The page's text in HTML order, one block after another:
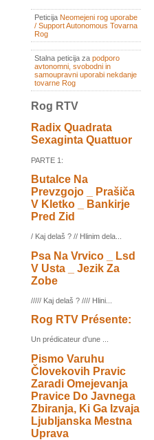
Peticija Neomejeni rog uporabe
/ Support Autonomous Tovarna
Rog
Stalna peticija za podporo
avtonomni, svobodni in
samoupravni uporabi nekdanje
tovarne Rog
Rog RTV
Radix Quadrata
Sexaginta Quattuor
PARTE 1:
Butalce Na
Prevzgojo _ Prašiča
V Kletko _ Bankirje
Pred Zid
/ Kaj delaš ? // Hlinim dela...
Psa Na Vrvico _ Lsd
V Usta _ Jezik Za
Zobe
///// Kaj delaš ? //// Hlini...
Rog RTV Présente:
Un prédicateur d'une ...
Pismo Varuhu
Človekovih Pravic
Zaradi Omejevanja
Pravice Do Javnega
Zbiranja, Ki Ga Izvaja
Ljubljanska Mestna
Uprava